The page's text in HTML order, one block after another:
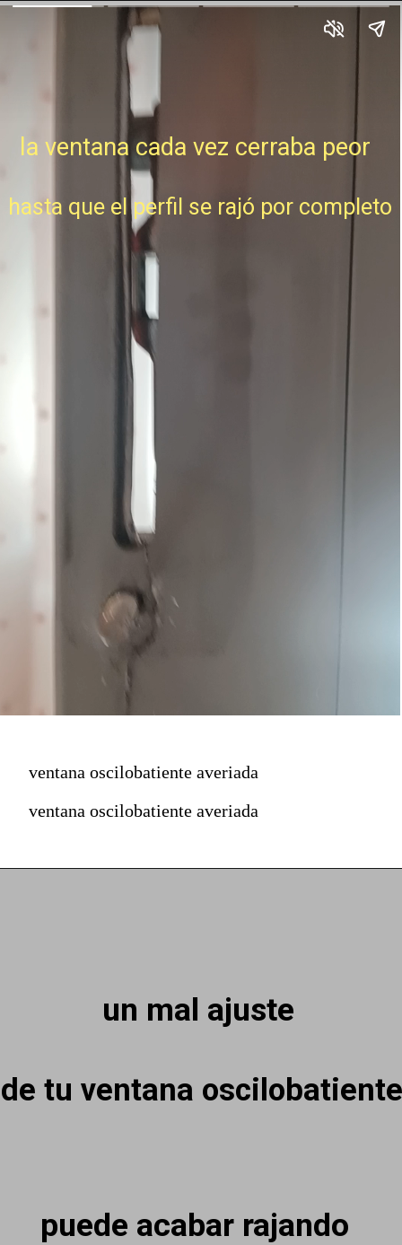
hasta que el perfil se rajó por completo
la ventana cada vez cerraba peor
ventana oscilobatiente averiada
ventana oscilobatiente averiada
puede acabar rajando
de tu ventana
un mal ajuste